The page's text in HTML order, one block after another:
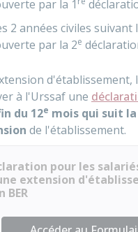
par la 1
2 années civiles suivant
par la 2e
à l'Urssaf une
du 12e mois qui suit
de l'établissement.
pour les
extension
BER